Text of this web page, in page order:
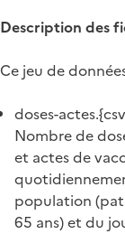
Description des
Ce jeu de
doses-
Nombre de
et actes de
population
65 ans) et du